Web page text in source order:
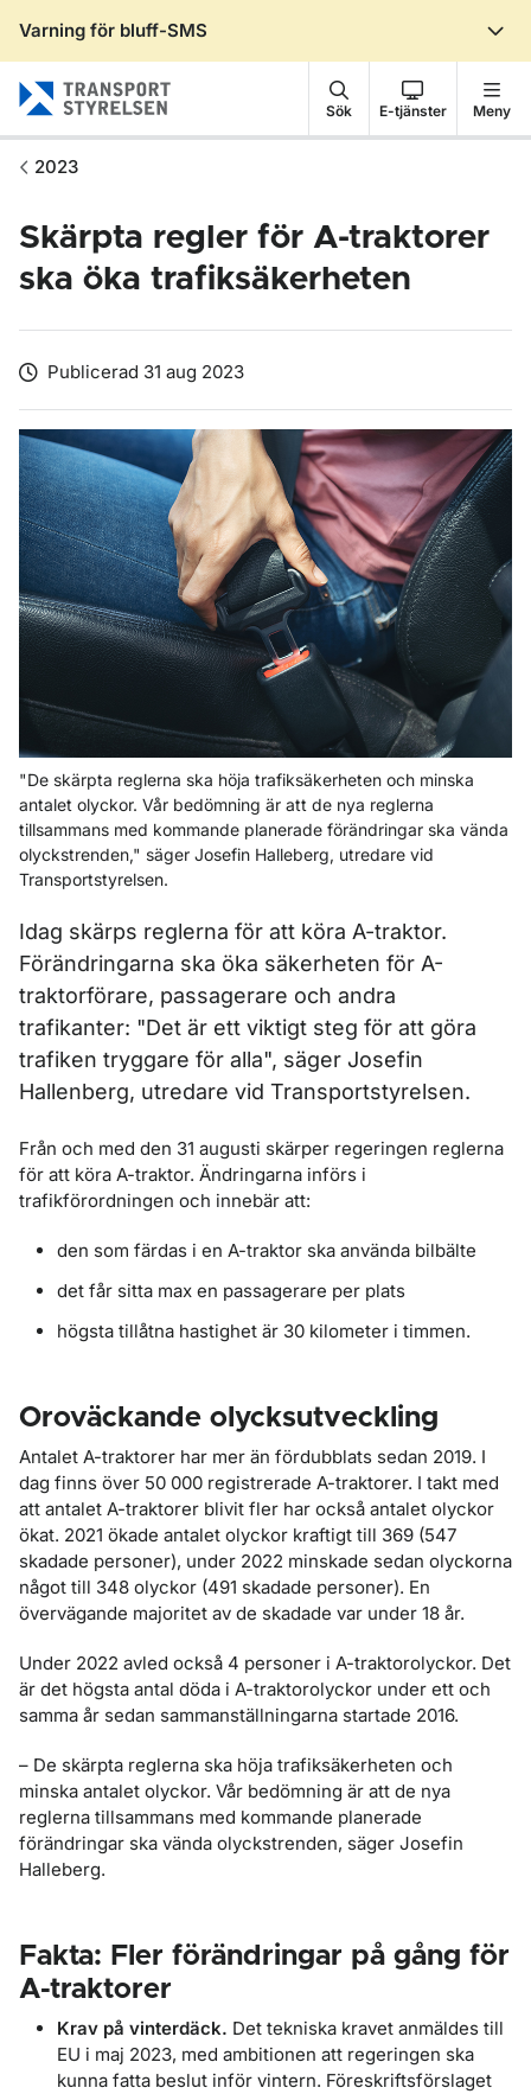
Varning för bluff-SMS
Sök E-tjänster Meny
2023
Skärpta regler för A-traktorer
ska öka trafiksäkerheten
Publicerad 31 aug 2023
"De skärpta reglerna ska höja trafiksäkerheten och minska
antalet olyckor. Vår bedömning är att de nya reglerna
tillsammans med kommande planerade förändringar ska vända
olyckstrenden," säger Josefin Halleberg, utredare vid
Transportstyrelsen.
Idag skärps reglerna för att köra A-traktor.
Förändringarna ska öka säkerheten för A-
traktorförare, passagerare och andra
trafikanter: "Det är ett viktigt steg för att göra
trafiken tryggare för alla", säger Josefin
Hallenberg, utredare vid Transportstyrelsen.
Från och med den 31 augusti skärper regeringen reglerna
för att köra A-traktor. Ändringarna införs i
trafikförordningen och innebär att:
den som färdas i en A-traktor ska använda bilbälte
det får sitta max en passagerare per plats
högsta tillåtna hastighet är 30 kilometer i timmen.
Oroväckande olycksutveckling
Antalet A-traktorer har mer än fördubblats sedan 2019. I
dag finns över 50 000 registrerade A-traktorer. I takt med
att antalet A-traktorer blivit fler har också antalet olyckor
ökat. 2021 ökade antalet olyckor kraftigt till 369 (547
skadade personer), under 2022 minskade sedan olyckorna
något till 348 olyckor (491 skadade personer). En
övervägande majoritet av de skadade var under 18 år.
Under 2022 avled också 4 personer i A-traktorolyckor. Det
är det högsta antal döda i A-traktorolyckor under ett och
samma år sedan sammanställningarna startade 2016.
– De skärpta reglerna ska höja trafiksäkerheten och
minska antalet olyckor. Vår bedömning är att de nya
reglerna tillsammans med kommande planerade
förändringar ska vända olyckstrenden, säger Josefin
Halleberg.
Fakta: Fler förändringar på gång för
A-traktorer
Krav på vinterdäck. Det tekniska kravet anmäldes till
EU i maj 2023, med ambitionen att regeringen ska
kunna fatta beslut inför vintern. Föreskriftsförslaget